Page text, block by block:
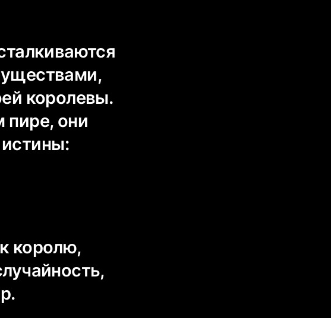
королевы.
пире, они
королю,